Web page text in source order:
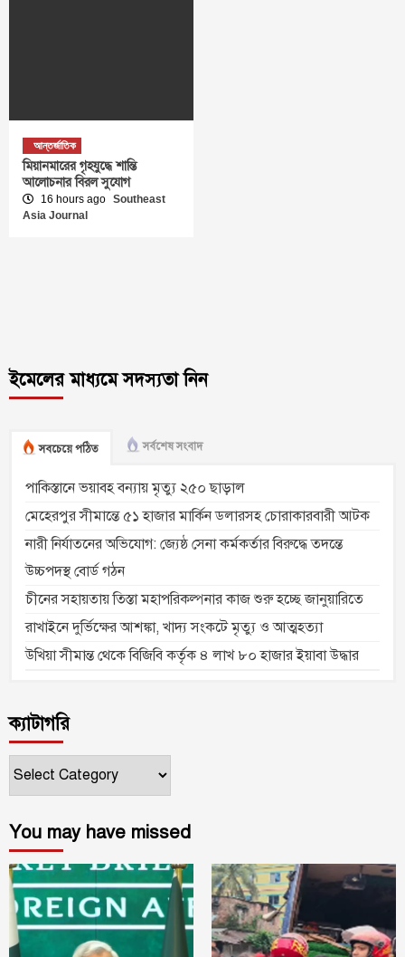
আন্তর্জাতিক
মিয়ানমারের গৃহযুদ্ধে শান্তি
আলোচনার বিরল সুযোগ
16 hours ago Southeast
Asia Journal
ইমেলের মাধ্যমে সদস্যতা নিন
সবচেয়ে পঠিত সর্বশেষ সংবাদ
পাকিস্তানে ভয়াবহ বন্যায় মৃত্যু ২৫০ ছাড়াল
মেহেরপুর সীমান্তে ৫১ হাজার মার্কিন ডলারসহ চোরাকারবারী আটক
নারী নির্যাতনের অভিযোগ: জ্যেষ্ঠ সেনা কর্মকর্তার বিরুদ্ধে তদন্তে
উচ্চপদস্থ বোর্ড গঠন
চীনের সহায়তায় তিস্তা মহাপরিকল্পনার কাজ শুরু হচ্ছে জানুয়ারিতে
রাখাইনে দুর্ভিক্ষের আশঙ্কা, খাদ্য সংকটে মৃত্যু ও আত্মহত্যা
উখিয়া সীমান্ত থেকে বিজিবি কর্তৃক ৪ লাখ ৮০ হাজার ইয়াবা উদ্ধার
ক্যাটাগরি
ক্যাটাগরি
You may have missed